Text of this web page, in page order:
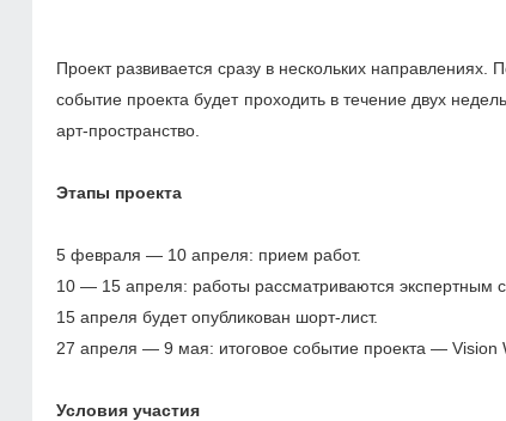
Проект развивается сразу в нескольких
событие проекта будет проходить в течение двух
арт-пространство.
Этапы проекта
5 февраля ― 10 апреля: прием работ.
10 ― 15 апреля: работы рассматриваются экспертным
15 апреля будет опубликован шорт-лист.
27 апреля ― 9 мая: итоговое событие проекта ― Vision
Условия участия